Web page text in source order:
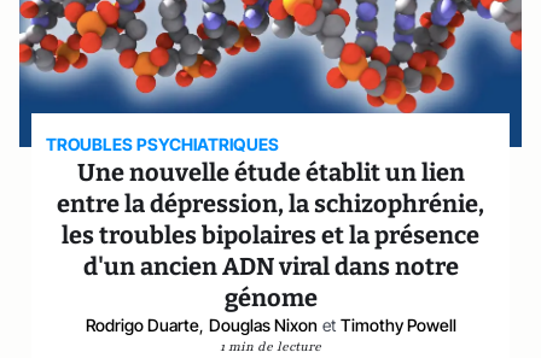
TROUBLES PSYCHIATRIQUES
Une nouvelle étude établit un lien
entre la dépression, la schizophrénie,
les troubles bipolaires et la présence
d'un ancien ADN viral dans notre
génome
Rodrigo Duarte, Douglas Nixon et Timothy Powell
1 min de lecture